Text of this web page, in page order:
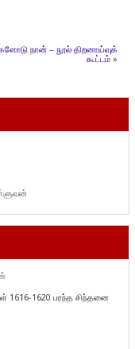
நான் – நூல் திறனாய்வுக்
கூட்டம் »
1616-1620 பரந்த சிந்தனை